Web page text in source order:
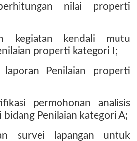
nilai properti
kegiatan kendali mutu
properti kategori I;
laporan Penilaian properti
permohonan analisis
bidang Penilaian kategori A;
survei lapangan untuk